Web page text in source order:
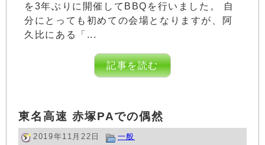
を3年ぶりに開催してBBQを行いました。 自
分にとっても初めての会場となりますが、阿
久比にある「...
記事を読む
東名高速 赤塚PAでの偶然
2019年11月22日 一般